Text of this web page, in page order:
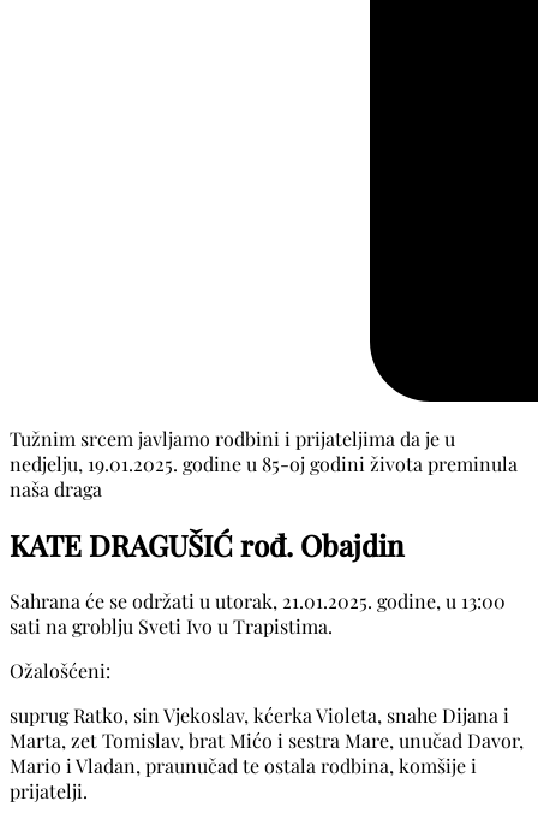
Tužnim srcem javljamo rodbini i prijateljima da je u
nedjelju, 19.01.2025. godine u 85-oj godini života preminula
naša draga
KATE DRAGUŠIĆ rođ. Obajdin
Sahrana će se održati u utorak, 21.01.2025. godine, u 13:00
sati na groblju Sveti Ivo u Trapistima.
Ožalošćeni:
suprug Ratko, sin Vjekoslav, kćerka Violeta, snahe Dijana i
Marta, zet Tomislav, brat Mićo i sestra Mare, unučad Davor,
Mario i Vladan, praunučad te ostala rodbina, komšije i
prijatelji.